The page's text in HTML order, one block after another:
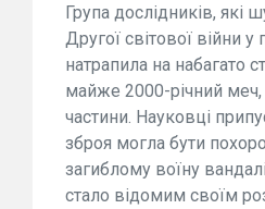
Група дослідників, які
Другої світової війни у
натрапила на набагато
майже 2000-річний меч,
частини. Науковці
зброя могла бути
загиблому воїну
стало відомим своїм